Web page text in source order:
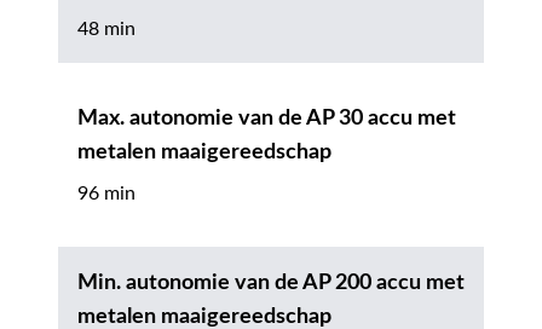
48 min
Max. autonomie van de AP 30 accu met
metalen maaigereedschap
96 min
Min. autonomie van de AP 200 accu met
metalen maaigereedschap